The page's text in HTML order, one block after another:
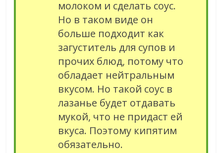
молоком и сделать соус.
Но в таком виде он
больше подходит как
загуститель для супов и
прочих блюд, потому что
обладает нейтральным
вкусом. Но такой соус в
лазанье будет отдавать
мукой, что не придаст ей
вкуса. Поэтому кипятим
обязательно.